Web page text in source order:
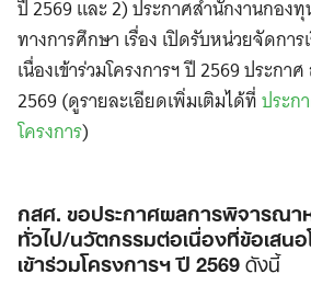
ปี 2569 และ 2) ประกาศสำนักงานกอง
ทางการศึกษา เรื่อง เปิดรับหน่วยจัดกา
เนื่องเข้าร่วมโครงการฯ ปี 2569 ประก
2569 (ดูรายละเอียดเพิ่มเติมได้ที่ประก
โครงการ)
กสศ. ขอประกาศผลการพิจารณา
ทั่วไป/นวัตกรรมต่อเนื่องที่ข้อเสน
เข้าร่วมโครงการฯ ปี 2569ดังนี้